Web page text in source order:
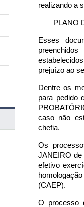
realizando a
PLANO
Esses
estabelecidos
prejuízo ao
Dentre os
para pedido
caso não
chefia.
Os
JANEIRO de
efetivo
(CAEP).
O processo